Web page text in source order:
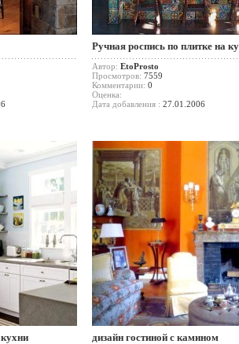
Ручная роспись по плитке на
Автор: EtoProsto
Просмотров: 7559
Комментарии: 0
Оценка:
Дата добавления : 27.01.2006
дизайн гостиной с камином